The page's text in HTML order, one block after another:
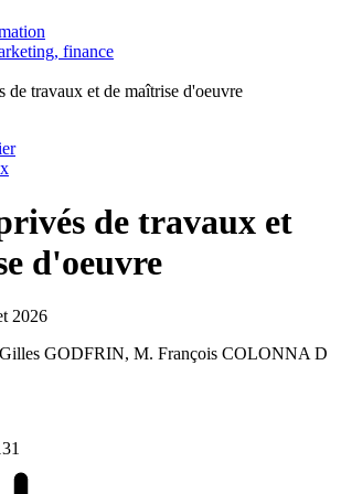
finance
de travaux et de maîtrise d'oeuvre
de travaux et
d'oeuvre
2026
Gilles GODFRIN, M. François COLONNA D